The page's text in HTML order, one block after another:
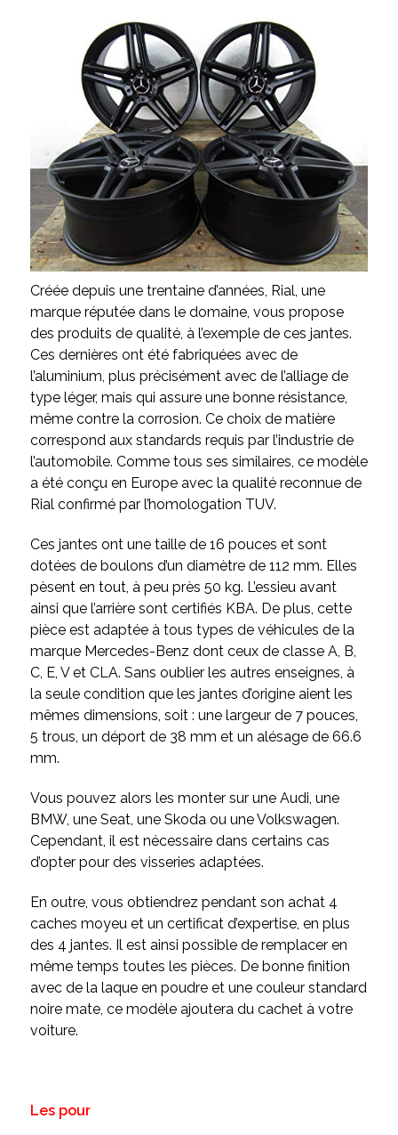
Créée depuis une trentaine d’années, Rial, une
marque réputée dans le domaine, vous propose
des produits de qualité, à l’exemple de ces jantes.
Ces dernières ont été fabriquées avec de
l’aluminium, plus précisément avec de l’alliage de
type léger, mais qui assure une bonne résistance,
même contre la corrosion. Ce choix de matière
correspond aux standards requis par l’industrie de
l’automobile. Comme tous ses similaires, ce modèle
a été conçu en Europe avec la qualité reconnue de
Rial confirmé par l’homologation TUV.
Ces jantes ont une taille de 16 pouces et sont
dotées de boulons d’un diamètre de 112 mm. Elles
pèsent en tout, à peu près 50 kg. L’essieu avant
ainsi que l’arrière sont certifiés KBA. De plus, cette
pièce est adaptée à tous types de véhicules de la
marque Mercedes-Benz dont ceux de classe A, B,
C, E, V et CLA. Sans oublier les autres enseignes, à
la seule condition que les jantes d’origine aient les
mêmes dimensions, soit : une largeur de 7 pouces,
5 trous, un déport de 38 mm et un alésage de 66.6
mm.
Vous pouvez alors les monter sur une Audi, une
BMW, une Seat, une Skoda ou une Volkswagen.
Cependant, il est nécessaire dans certains cas
d’opter pour des visseries adaptées.
En outre, vous obtiendrez pendant son achat 4
caches moyeu et un certificat d’expertise, en plus
des 4 jantes. Il est ainsi possible de remplacer en
même temps toutes les pièces. De bonne finition
avec de la laque en poudre et une couleur standard
noire mate, ce modèle ajoutera du cachet à votre
voiture.
Les pour